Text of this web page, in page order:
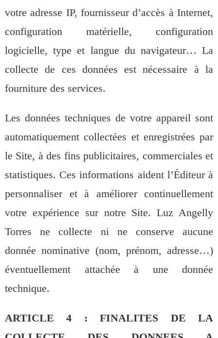
votre adresse IP, fournisseur d’accès à Internet,
configuration matérielle, configuration
logicielle, type et langue du navigateur… La
collecte de ces données est nécessaire à la
fourniture des services.
Les données techniques de votre appareil sont
automatiquement collectées et enregistrées par
le Site, à des fins publicitaires, commerciales et
statistiques. Ces informations aident l’Éditeur à
personnaliser et à améliorer continuellement
votre expérience sur notre Site. Luz Angelly
Torres ne collecte ni ne conserve aucune
donnée nominative (nom, prénom, adresse…)
éventuellement attachée à une donnée
technique.
ARTICLE 4 : FINALITES DE LA